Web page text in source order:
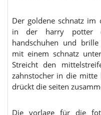
Der goldene schnatz im
in der harry potter
handschuhen und
mit einem schnatz
Streicht den
zahnstocher in die
drückt die seiten
Die vorlage für die